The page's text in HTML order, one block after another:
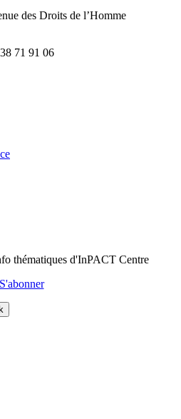
des Droits de l’Homme
71 91 06
thématiques d'InPACT Centre
S'abonner